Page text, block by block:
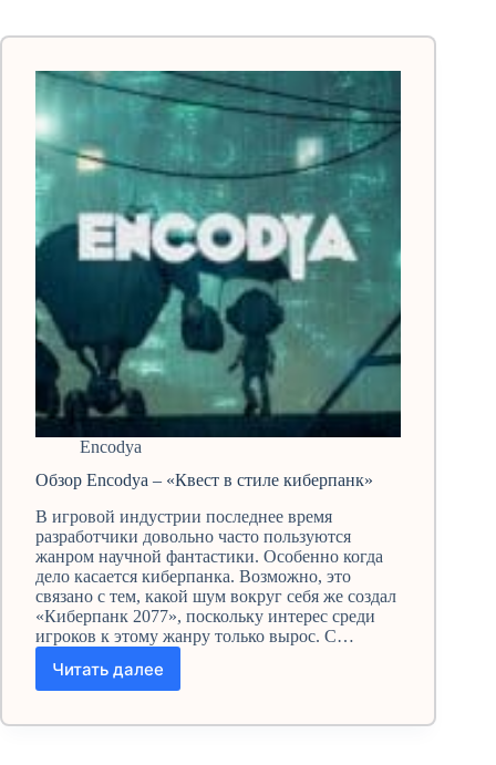
Encodya
Обзор Encodya – «Квест в стиле киберпанк»
В игровой индустрии последнее время
разработчики довольно часто пользуются
жанром научной фантастики. Особенно когда
дело касается киберпанка. Возможно, это
связано с тем, какой шум вокруг себя же создал
«Киберпанк 2077», поскольку интерес среди
игроков к этому жанру только вырос. С…
Читать далее
Обзор
–